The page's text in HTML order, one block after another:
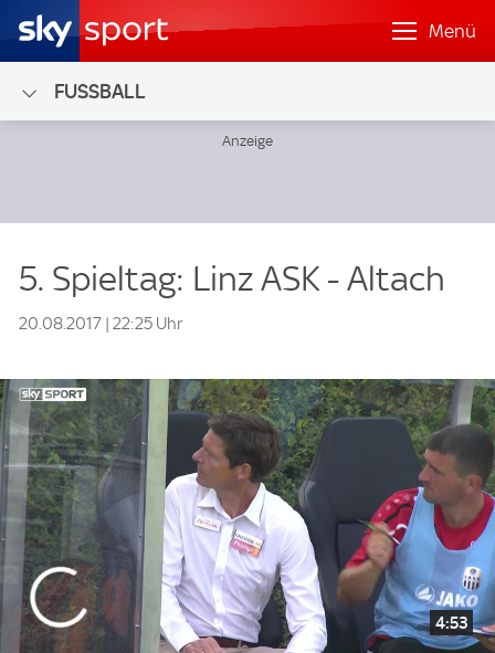
Menü
FUSSBALL
5. Spieltag: Linz ASK - Altach
20.08.2017 | 22:25 Uhr
4:53